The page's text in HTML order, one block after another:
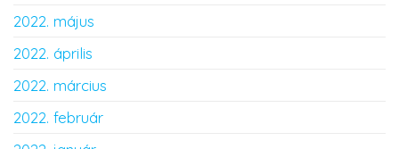
2022. május
2022. április
2022. március
2022. február